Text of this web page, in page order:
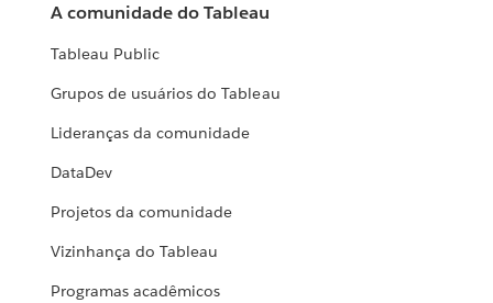
A comunidade do Tableau
Tableau Public
Grupos de usuários do Tableau
Lideranças da comunidade
DataDev
Projetos da comunidade
Vizinhança do Tableau
Programas acadêmicos